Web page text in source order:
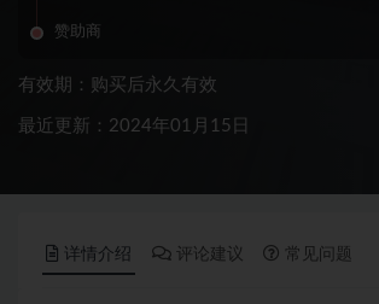
赞助商
有效期：购买后永久有效
最近更新：2024年01月15日
详情介绍 评论建议 常见问题